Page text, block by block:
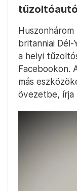
britanniai
a helyi
Facebookon.
más
övezetbe, írja